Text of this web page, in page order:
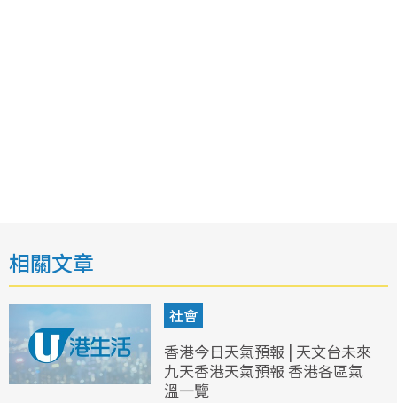
相關文章
社會
香港今日天氣預報 | 天文台未來
九天香港天氣預報 香港各區氣
溫一覽